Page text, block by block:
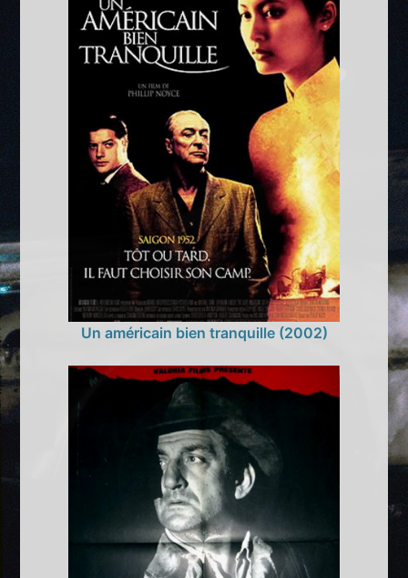
Un américain bien tranquille (2002)